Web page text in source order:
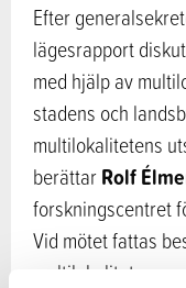
Efter
lägesrapport
med hjälp av
stadens och
multilokalitetens
berättarRolf
forskningscentret
Vid mötet fattas
multilokalitet.